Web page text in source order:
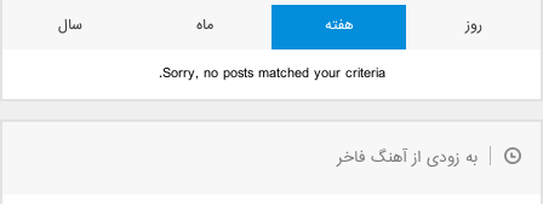
روز هفته ماه
سال
Sorry, no posts matched your criteria.
به زودی از آهنگ فاخر